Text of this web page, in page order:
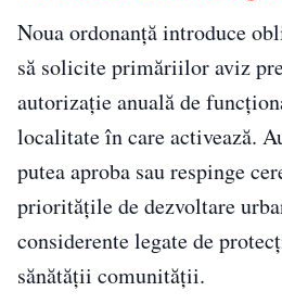
Noua ordonanță introduce
să solicite primăriilor aviz
autorizație anuală de
localitate în care activează.
putea aproba sau respinge
prioritățile de dezvoltare
considerente legate de
sănătății comunității.